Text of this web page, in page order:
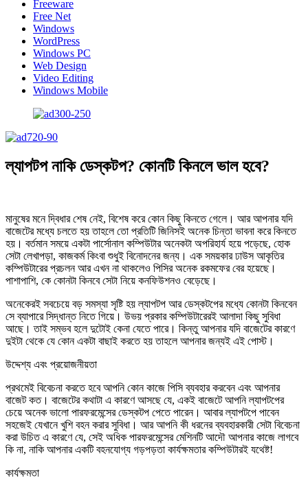
Freeware
Free Net
Windows
WordPress
Windows PC
Web Design
Video Editing
Windows Mobile
ল্যাপটপ নাকি ডেস্কটপ? কোনটি কিনলে ভাল হবে?
মানুষের মনে দ্বিধার শেষ নেই, বিশেষ করে কোন কিছু কিনতে গেলে। আর আপনার যদি
বাজেটের মধ্যে চলতে হয় তাহলে তো প্রতিটি জিনিসই অনেক চিন্তা ভাবনা করে কিনতে
হয়। বর্তমান সময়ে একটা পার্সোনাল কম্পিউটার অনেকটা অপরিহার্য হয়ে পড়েছে, হোক
সেটা লেখাপড়া, কাজকর্ম কিংবা শুধুই বিনোদনের জন্য। এক সময়কার ঢাউস আকৃতির
কম্পিউটারের প্রচলন আর এখন না থাকলেও পিসির অনেক রকমফের বের হয়েছে।
পাশাপাশি, কে কোনটা কিনবে সেটা নিয়ে কনফিউশনও বেড়েছে।
অনেকেরই সবচেয়ে বড় সমস্যা সৃষ্টি হয় ল্যাপটপ আর ডেস্কটপের মধ্যে কোনটা কিনবেন
সে ব্যাপারে সিদ্ধান্ত নিতে গিয়ে। উভয় প্রকার কম্পিউটারেরই আলাদা কিছু সুবিধা
আছে। তাই সম্ভব হলে দুটোই কেনা যেতে পারে। কিন্তু আপনার যদি বাজেটের কারণে
দুইটা থেকে যে কোন একটা বাছাই করতে হয় তাহলে আপনার জন্যই এই পোস্ট।
উদ্দেশ্য এবং প্রয়োজনীয়তা
প্রথমেই বিবেচনা করতে হবে আপনি কোন কাজে পিসি ব্যবহার করবেন এবং আপনার
বাজেট কত। বাজেটের কথাটা এ কারণে আসছে যে, একই বাজেটে আপনি ল্যাপটপের
চেয়ে অনেক ভালো পারফরমেন্সের ডেস্কটপ পেতে পারেন। আবার ল্যাপটপে পাবেন
সহজেই যেখানে খুশি বহন করার সুবিধা। আর আপনি কী ধরনের ব্যবহারকারী সেটা বিবেচনা
করা উচিত এ কারণে যে, সেই অধিক পারফরমেন্সের মেশিনটি আদৌ আপনার কাজে লাগবে
কি না, নাকি আপনার একটি বহনযোগ্য গড়পড়তা কার্যক্ষমতার কম্পিউটারই যথেষ্ট!
কার্যক্ষমতা